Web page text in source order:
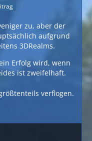
zu, aber der
aufgrund
3DRealms.
Erfolg wird, wenn
ist zweifelhaft.
verflogen.